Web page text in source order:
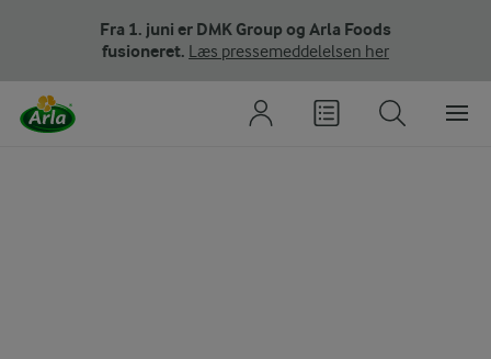
Fra 1. juni er DMK Group og Arla Foods
fusioneret. Læs pressemeddelelsen her